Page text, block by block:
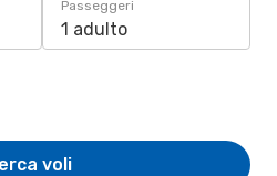
Passeggeri
1 adulto
voli